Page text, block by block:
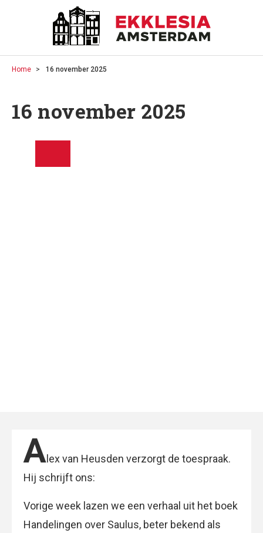
Home 16 november 2025
16 november 2025
A lex van Heusden verzorgt de toespraak.
Hij schrijft ons:
Vorige week lazen we een verhaal uit het boek
Handelingen over Saulus, beter bekend als